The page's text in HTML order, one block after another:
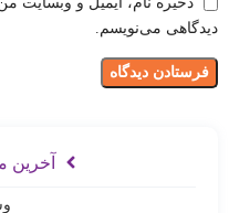
دیدگاهی می‌نویسم.
آخرین